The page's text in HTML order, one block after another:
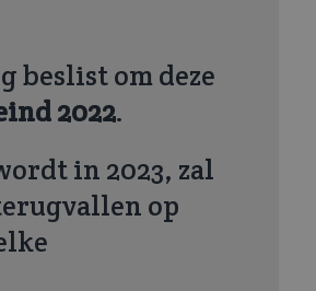
beslist om deze
2022.
in 2023, zal
op